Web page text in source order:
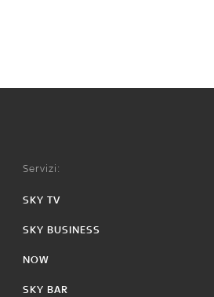
Servizi:
SKY TV
SKY BUSINESS
NOW
SKY BAR